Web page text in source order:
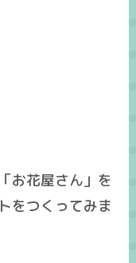
お花屋さん」を
をつくってみま